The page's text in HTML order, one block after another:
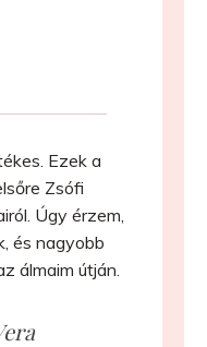
Ezek a
Zsófi
Úgy érzem,
és nagyobb
álmaim útján.